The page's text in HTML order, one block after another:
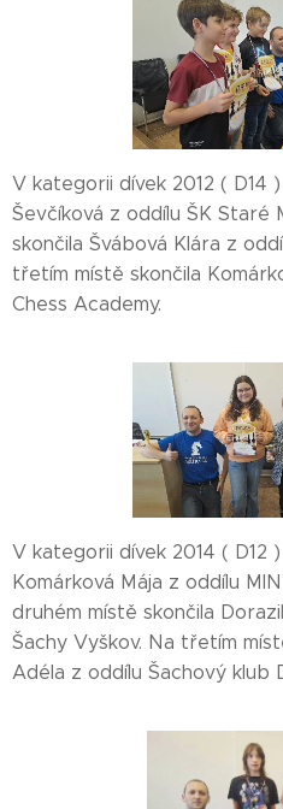
V kategorii dívek 2012 ( D14
Ševčíková z oddílu ŠK Staré
skončila Švábová Klára z
třetím místě skončila
Chess Academy.
V kategorii dívek 2014 ( D12
Komárková Mája z oddílu
druhém místě skončila
Šachy Vyškov. Na třetím
Adéla z oddílu Šachový klub